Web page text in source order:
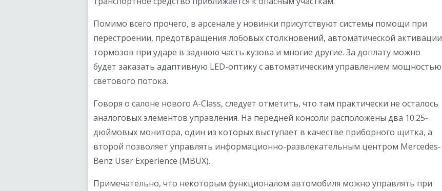
Помимо всего прочего, в арсенале у новинки присутствуют системы помощи при
перестроении, предотвращения лобовых столкновений, автоматической активации
тормозов при ударе в заднюю часть кузова и многие другие. За доплату можно
будет заказать адаптивную LED-оптику с автоматическим управлением мощностью
светового потока.
Говоря о салоне нового A-Class, следует отметить, что там практически не осталось
аналоговых элементов управления. На передней консоли расположены два 10.25-
дюймовых монитора, один из которых выступает в качестве приборного щитка, а
второй позволяет управлять информационно-развлекательным центром Mercedes-
Benz User Experience (MBUX).
Примечательно, что некоторым функционалом автомобиля можно управлять при